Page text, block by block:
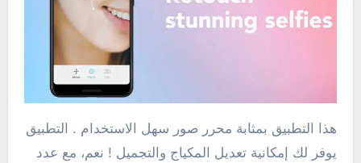
هذا التطبيق بمثابة محرر صور سهل الاستخدام . التطبيق
يوفر لك إمكانية تعديل المكياج والتجميل ! نعم، مع عدد